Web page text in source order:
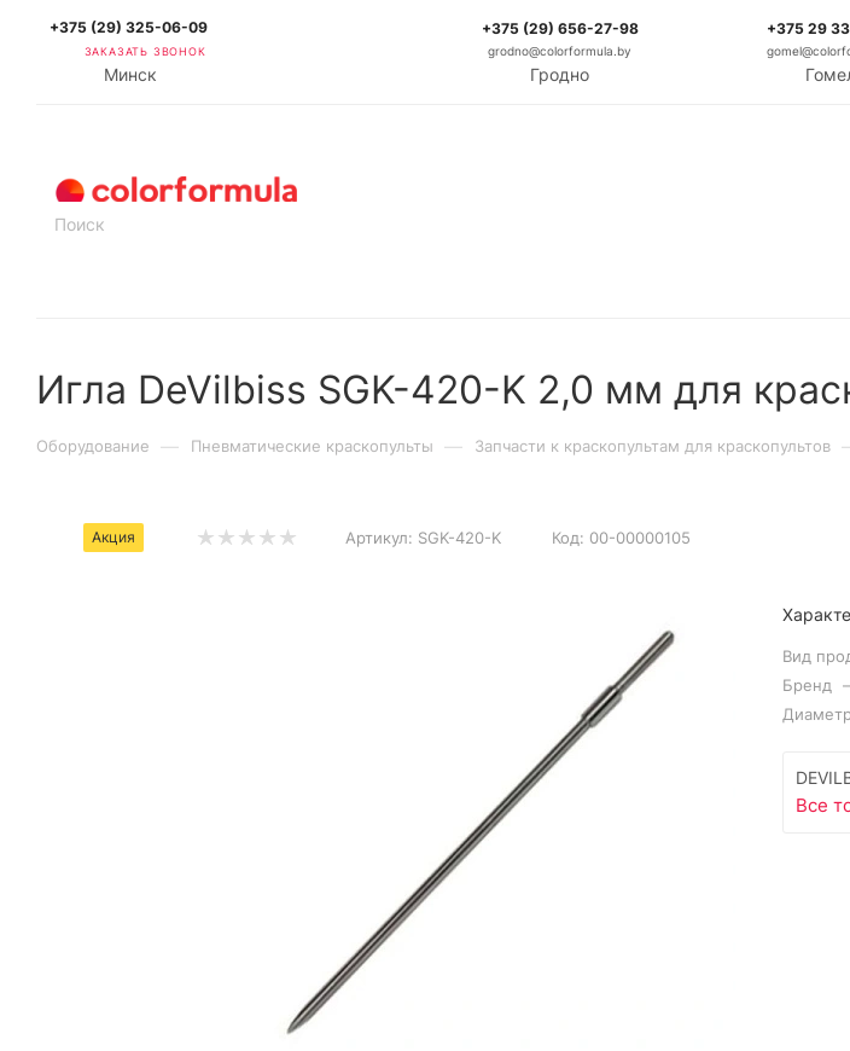
+375 (29) 325-06-09
ЗАКАЗАТЬ ЗВОНОК
Минск
+375 (29) 656-27-98
grodno@colorformula.by
Гродно
+375 29
Игла DeVilbiss SGK-420-K 2,0 мм для
Оборудование — Пневматические краскопульты — Запчасти к краскопультам для краскопультов
Акция Артикул: SGK-420-K Код: 00-00000105
Вид
Бренд
Диаметр
Все